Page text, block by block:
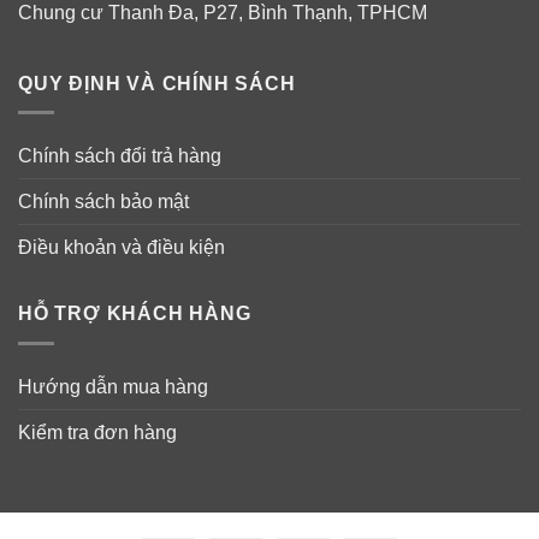
✓Cải thiện tình trạng da bị viêm, tấy đỏ.
✓Tăng cường bảo vệ và bổ sung các dịch khớp giúp
các khớp như đầu gối, khuỷu tay… hoạt động dễ dàng.
Chung cư Thanh Đa, P27, Bình Thạnh, TPHCM
QUY ĐỊNH VÀ CHÍNH SÁCH
Chính sách đổi trả hàng
Chính sách bảo mật
Điều khoản và điều kiện
HỖ TRỢ KHÁCH HÀNG
Hướng dẫn mua hàng
Kiểm tra đơn hàng